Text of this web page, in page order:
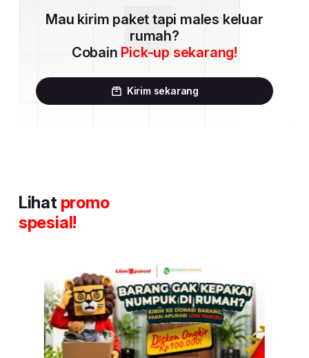
Mau kirim paket tapi males keluar
rumah?
Cobain Pick-up sekarang!
Kirim sekarang
Lihat promo
spesial!